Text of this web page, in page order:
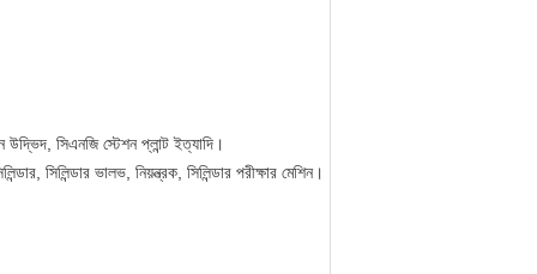
সিএনজি স্টেশন প্লান্ট ইত্যাদি।
সিলিন্ডার ভালভ, নিয়ন্ত্রক, সিলিন্ডার পরীক্ষার মেশিন।